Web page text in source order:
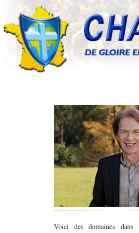
Voici des domaines dans